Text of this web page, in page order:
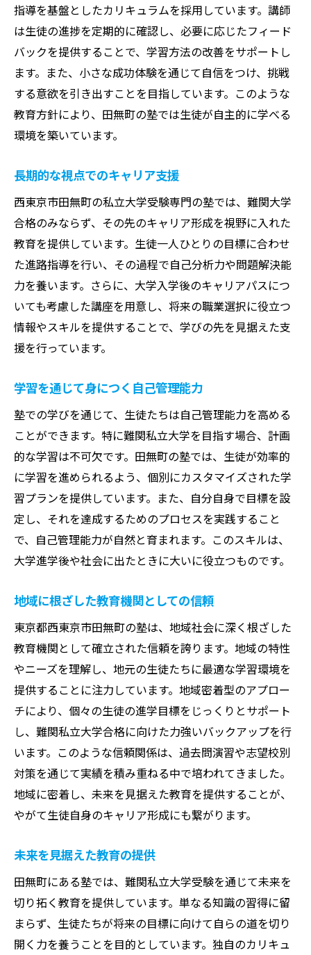
指導を基盤としたカリキュラムを採用しています。講師
は生徒の進捗を定期的に確認し、必要に応じたフィード
バックを提供することで、学習方法の改善をサポートし
ます。また、小さな成功体験を通じて自信をつけ、挑戦
する意欲を引き出すことを目指しています。このような
教育方針により、田無町の塾では生徒が自主的に学べる
環境を築いています。
長期的な視点でのキャリア支援
西東京市田無町の私立大学受験専門の塾では、難関大学
合格のみならず、その先のキャリア形成を視野に入れた
教育を提供しています。生徒一人ひとりの目標に合わせ
た進路指導を行い、その過程で自己分析力や問題解決能
力を養います。さらに、大学入学後のキャリアパスにつ
いても考慮した講座を用意し、将来の職業選択に役立つ
情報やスキルを提供することで、学びの先を見据えた支
援を行っています。
学習を通じて身につく自己管理能力
塾での学びを通じて、生徒たちは自己管理能力を高める
ことができます。特に難関私立大学を目指す場合、計画
的な学習は不可欠です。田無町の塾では、生徒が効率的
に学習を進められるよう、個別にカスタマイズされた学
習プランを提供しています。また、自分自身で目標を設
定し、それを達成するためのプロセスを実践すること
で、自己管理能力が自然と育まれます。このスキルは、
大学進学後や社会に出たときに大いに役立つものです。
地域に根ざした教育機関としての信頼
東京都西東京市田無町の塾は、地域社会に深く根ざした
教育機関として確立された信頼を誇ります。地域の特性
やニーズを理解し、地元の生徒たちに最適な学習環境を
提供することに注力しています。地域密着型のアプロー
チにより、個々の生徒の進学目標をじっくりとサポート
し、難関私立大学合格に向けた力強いバックアップを行
います。このような信頼関係は、過去問演習や志望校別
対策を通じて実績を積み重ねる中で培われてきました。
地域に密着し、未来を見据えた教育を提供することが、
やがて生徒自身のキャリア形成にも繋がります。
未来を見据えた教育の提供
田無町にある塾では、難関私立大学受験を通じて未来を
切り拓く教育を提供しています。単なる知識の習得に留
まらず、生徒たちが将来の目標に向けて自らの道を切り
開く力を養うことを目的としています。独自のカリキュ